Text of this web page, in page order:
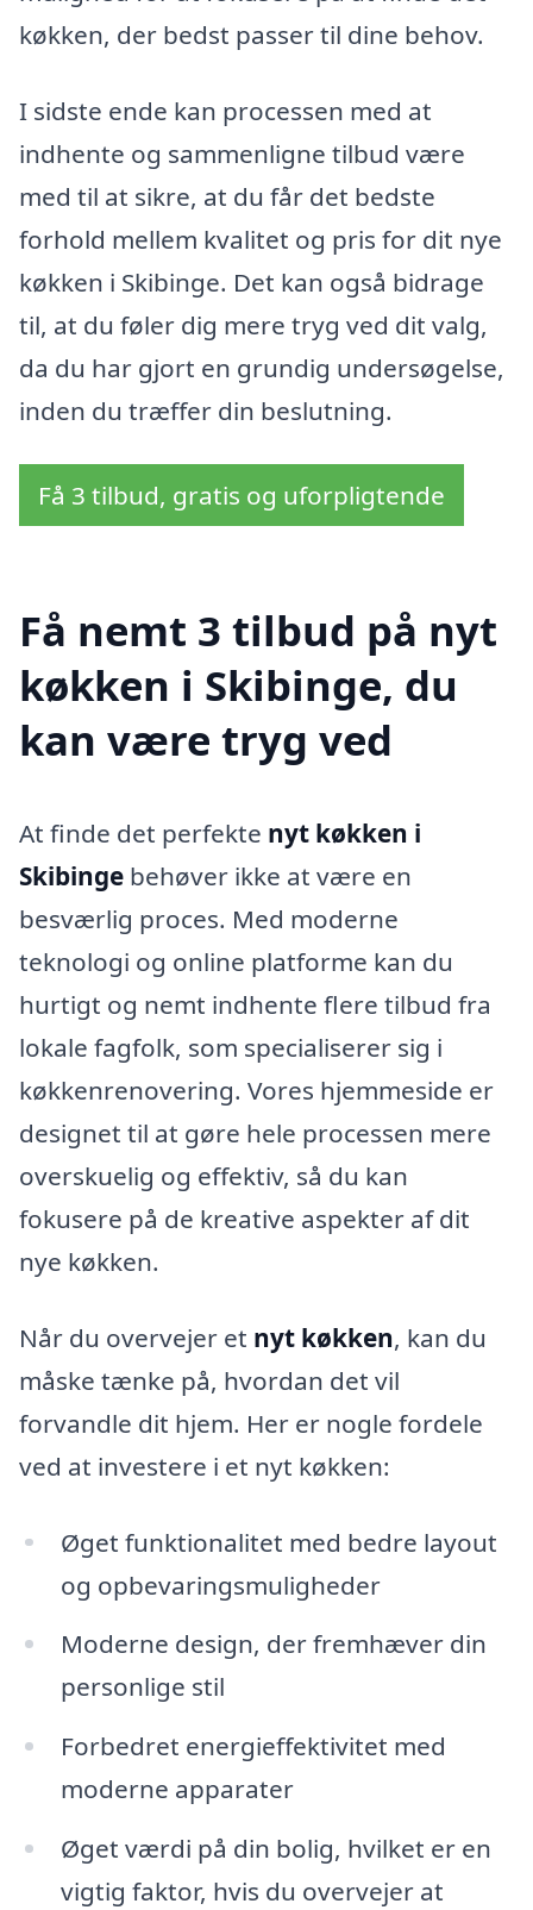
køkken, der bedst passer til dine behov.
I sidste ende kan processen med at
indhente og sammenligne tilbud være
med til at sikre, at du får det bedste
forhold mellem kvalitet og pris for dit nye
køkken i Skibinge. Det kan også bidrage
til, at du føler dig mere tryg ved dit valg,
da du har gjort en grundig undersøgelse,
inden du træffer din beslutning.
Få 3 tilbud, gratis og uforpligtende
Få nemt 3 tilbud på nyt
køkken i Skibinge, du
kan være tryg ved
At finde det perfekte nyt køkken i
Skibinge behøver ikke at være en
besværlig proces. Med moderne
teknologi og online platforme kan du
hurtigt og nemt indhente flere tilbud fra
lokale fagfolk, som specialiserer sig i
køkkenrenovering. Vores hjemmeside er
designet til at gøre hele processen mere
overskuelig og effektiv, så du kan
fokusere på de kreative aspekter af dit
nye køkken.
Når du overvejer et nyt køkken, kan du
måske tænke på, hvordan det vil
forvandle dit hjem. Her er nogle fordele
ved at investere i et nyt køkken:
Øget funktionalitet med bedre layout
og opbevaringsmuligheder
Moderne design, der fremhæver din
personlige stil
Forbedret energieffektivitet med
moderne apparater
Øget værdi på din bolig, hvilket er en
vigtig faktor, hvis du overvejer at